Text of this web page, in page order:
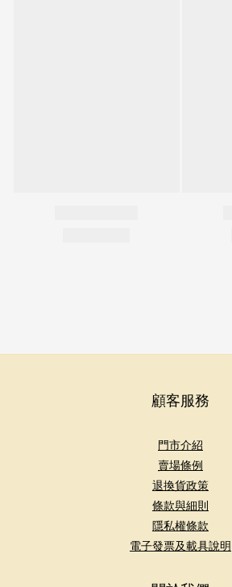
顧客服務
門市介紹
賣場條例
退換貨政策
條款與細則
隱私權條款
電子發票及載具說明